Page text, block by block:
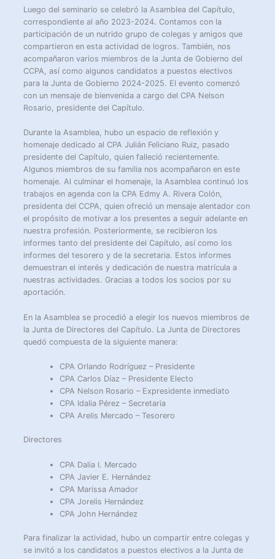
Luego del seminario se celebró la Asamblea del Capítulo,
correspondiente al año 2023-2024. Contamos con la
participación de un nutrido grupo de colegas y amigos que
compartieron en esta actividad de logros. También, nos
acompañaron varios miembros de la Junta de Gobierno del
CCPA, así como algunos candidatos a puestos electivos
para la Junta de Gobierno 2024-2025. El evento comenzó
con un mensaje de bienvenida a cargo del CPA Nelson
Rosario, presidente del Capítulo.
Durante la Asamblea, hubo un espacio de reflexión y
homenaje dedicado al CPA Julián Feliciano Ruiz, pasado
presidente del Capítulo, quien falleció recientemente.
Algunos miembros de su familia nos acompañaron en este
homenaje. Al culminar el homenaje, la Asamblea continuó los
trabajos en agenda con la CPA Edmy A. Rivera Colón,
presidenta del CCPA, quien ofreció un mensaje alentador con
el propósito de motivar a los presentes a seguir adelante en
nuestra profesión. Posteriormente, se recibieron los
informes tanto del presidente del Capítulo, así como los
informes del tesorero y de la secretaria. Estos informes
demuestran el interés y dedicación de nuestra matrícula a
nuestras actividades. Gracias a todos los socios por su
aportación.
En la Asamblea se procedió a elegir los nuevos miembros de
la Junta de Directores del Capítulo. La Junta de Directores
quedó compuesta de la siguiente manera:
CPA Orlando Rodríguez – Presidente
CPA Carlos Díaz – Presidente Electo
CPA Nelson Rosario – Expresidente inmediato
CPA Idalia Pérez – Secretaria
CPA Arelis Mercado – Tesorero
Directores
CPA Dalia I. Mercado
CPA Javier E. Hernández
CPA Marissa Amador
CPA Jorelis Hernández
CPA John Hernández
Para finalizar la actividad, hubo un compartir entre colegas y
se invitó a los candidatos a puestos electivos a la Junta de